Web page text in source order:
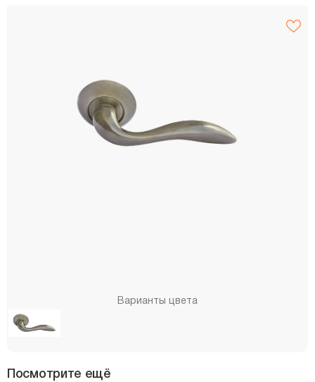
Варианты цвета
Посмотрите ещё